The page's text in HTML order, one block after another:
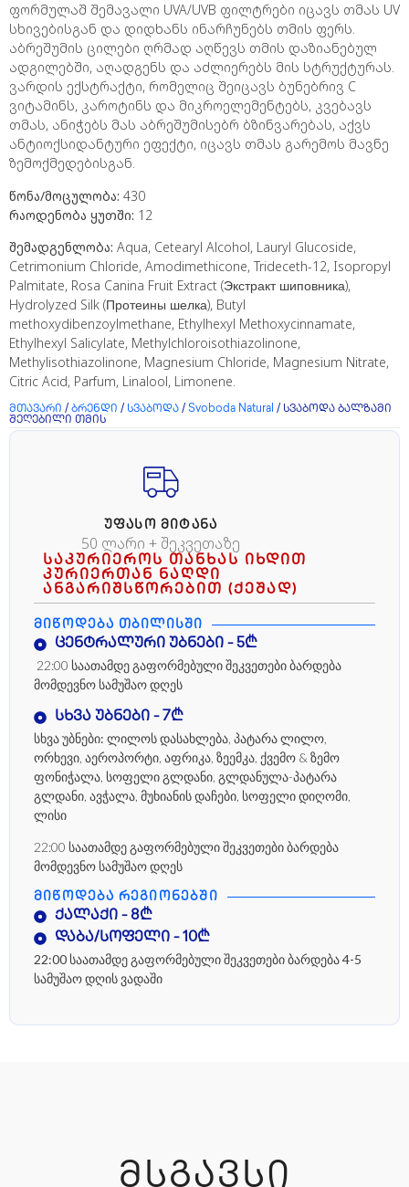
ფორმულაშ შემავალი UVA/UVB ფილტრები იცავს თმას UV
სხივებისგან და დიდხანს ინარჩუნებს თმის ფერს.
აბრეშუმის ცილები ღრმად აღწევს თმის დაზიანებულ
ადგილებში, აღადგენს და აძლიერებს მის სტრუქტურას.
ვარდის ექსტრაქტი, რომელიც შეიცავს ბუნებრივ C
ვიტამინს, კაროტინს და მიკროელემენტებს, კვებავს
თმას, ანიჭებს მას აბრეშუმისებრ ბზინვარებას, აქვს
ანტიოქსიდანტური ეფექტი, იცავს თმას გარემოს მავნე
ზემოქმედებისგან.
წონა/მოცულობა: 430
რაოდენობა ყუთში: 12
შემადგენლობა: Aqua, Cetearyl Alcohol, Lauryl Glucoside,
Cetrimonium Chloride, Amodimethicone, Trideceth-12, Isopropyl
Palmitate, Rosa Canina Fruit Extract (Экстракт шиповника),
Hydrolyzed Silk (Протеины шелка), Butyl
methoxydibenzoylmethane, Ethylhexyl Methoxycinnamate,
Ethylhexyl Salicylate, Methylchloroisothiazolinone,
Methylisothiazolinone, Magnesium Chloride, Magnesium Nitrate,
Citric Acid, Parfum, Linalool, Limonene.
მთავარი / ბრენდი / სვაბოდა / Svoboda Natural / სვაბოდა ბალზამი
შეღებილი თმის
ᲣᲤᲐᲡᲝ ᲛᲘᲢᲐᲜᲐ
50 ლარი + შეკვეთაზე
საკურიეროს თანხას იხდით
კურიერთან ნაღდი
ანგარიშსწორებით (ქეშად)
ᲛᲘᲬᲝᲓᲔᲑᲐ ᲗᲑᲘᲚᲘᲡᲨᲘ
ცენტრალური უბნები - 5₾
22:00 საათამდე გაფორმებული შეკვეთები ბარდება
მომდევნო სამუშაო დღეს
სხვა უბნები - 7₾
სხვა უბნები: ლილოს დასახლება, პატარა ლილო,
ორხევი, აეროპორტი, აფრიკა, ზეემკა, ქვემო & ზემო
ფონიჭალა, სოფელი გლდანი, გლდანულა-პატარა
გლდანი, ავჭალა, მუხიანის დაჩები, სოფელი დიღომი,
ლისი
22:00 საათამდე გაფორმებული შეკვეთები ბარდება
მომდევნო სამუშაო დღეს
ᲛᲘᲬᲝᲓᲔᲑᲐ ᲠᲔᲒᲘᲝᲜᲔᲑᲨᲘ
ქალაქი - 8₾
დაბა/სოფელი - 10₾
22:00 საათამდე გაფორმებული შეკვეთები ბარდება 4-5
სამუშაო დღის ვადაში
ᲛᲡᲒᲐᲕᲡᲘ